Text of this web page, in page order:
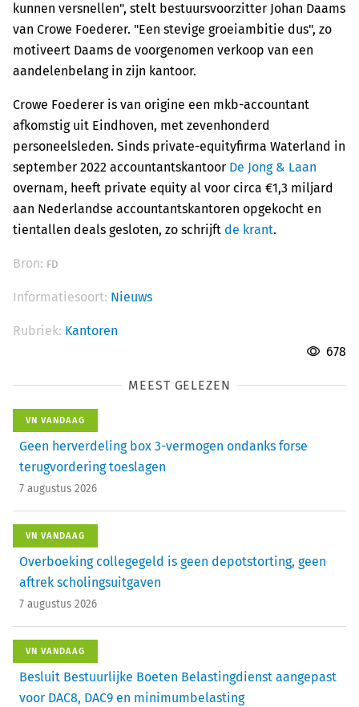
kunnen versnellen", stelt bestuursvoorzitter Johan Daams
van Crowe Foederer. "Een stevige groeiambitie dus", zo
motiveert Daams de voorgenomen verkoop van een
aandelenbelang in zijn kantoor.
Crowe Foederer is van origine een mkb-accountant
afkomstig uit Eindhoven, met zevenhonderd
personeelsleden. Sinds private-equityfirma Waterland in
september 2022 accountantskantoor De Jong & Laan
overnam, heeft private equity al voor circa €1,3 miljard
aan Nederlandse accountantskantoren opgekocht en
tientallen deals gesloten, zo schrijft de krant.
Bron: FD
Informatiesoort: Nieuws
Rubriek: Kantoren
678
MEEST GELEZEN
VN VANDAAG
Geen herverdeling box 3-vermogen ondanks forse
terugvordering toeslagen
7 augustus 2026
VN VANDAAG
Overboeking collegegeld is geen depotstorting, geen
aftrek scholingsuitgaven
7 augustus 2026
VN VANDAAG
Besluit Bestuurlijke Boeten Belastingdienst aangepast
voor DAC8, DAC9 en minimumbelasting